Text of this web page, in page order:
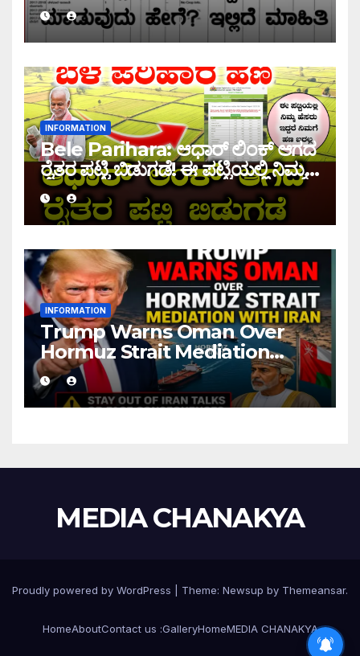
INFORMATION
Bele Parihara: ಆಧಾರ್ ಲಿಂಕ್ ಆಗದ
ರೈತರ ಪಟ್ಟಿ ಬಿಡುಗಡೆ! ಈ ಪಟ್ಟಿಯಲ್ಲಿ ನಿಮ್ಮ
ಹೆಸರು ಇದ್ದರೆ ನಿಮಗೆ ಹಣ ಜಮಾ ಆಗಲ್ಲ !
INFORMATION
Trump Warns Oman Over
Hormuz Strait Mediation
With Iran
MEDIA CHANAKYA
Proudly powered by WordPress Theme: Newsup by Themeansar.
HomeAboutContact us :GalleryHomeMEDIA CHANAKYA